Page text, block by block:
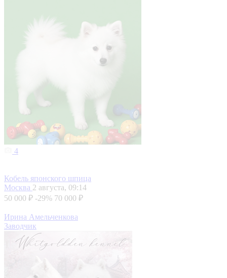
4
Кобель японского шпица
Москва 2 августа, 09:14
50 000 ₽ -29% 70 000 ₽
Ирина Амельченкова
Заводчик